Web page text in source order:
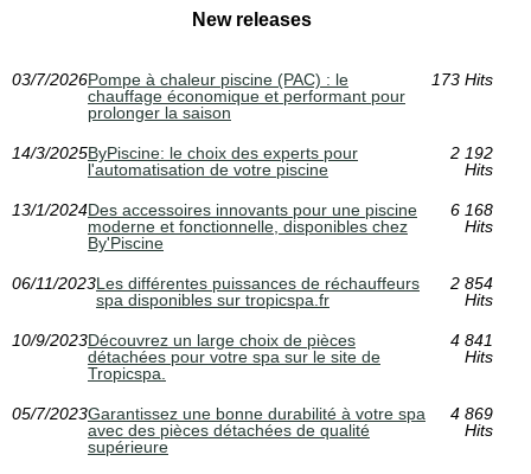
New releases
03/7/2026Pompe à chaleur piscine (PAC) : le
chauffage économique et performant pour
prolonger la saison
173 Hits
14/3/2025ByPiscine: le choix des experts pour
l'automatisation de votre piscine
2 192
Hits
13/1/2024Des accessoires innovants pour une piscine
moderne et fonctionnelle, disponibles chez
By'Piscine
6 168
Hits
06/11/2023Les différentes puissances de réchauffeurs
spa disponibles sur tropicspa.fr
2 854
Hits
10/9/2023Découvrez un large choix de pièces
détachées pour votre spa sur le site de
Tropicspa.
4 841
Hits
05/7/2023Garantissez une bonne durabilité à votre spa
avec des pièces détachées de qualité
supérieure
4 869
Hits